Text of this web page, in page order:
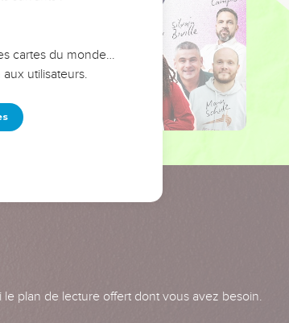
plan de lecture offert dont vous avez besoin.
cartes du monde…
utilisateurs.